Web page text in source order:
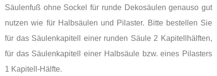
Säulenfuß ohne Sockel für runde Dekosäulen genauso gut
nutzen wie für Halbsäulen und Pilaster. Bitte bestellen Sie
für das Säulenkapitell einer runden Säule 2 Kapitellhälften,
für das Säulenkapitell einer Halbsäule bzw. eines Pilasters
1 Kapitell-Hälfte.